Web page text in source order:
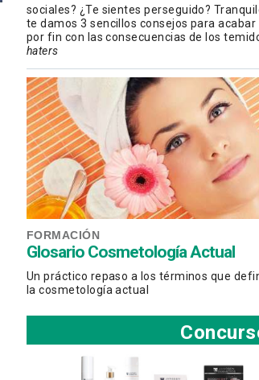
sociales? ¿Te sientes perseguido?
te damos 3 sencillos consejos para acabar
por fin con las consecuencias de los
haters
FORMACIÓN
Glosario Cosmetología Actual
Un práctico repaso a los términos que
la cosmetología actual